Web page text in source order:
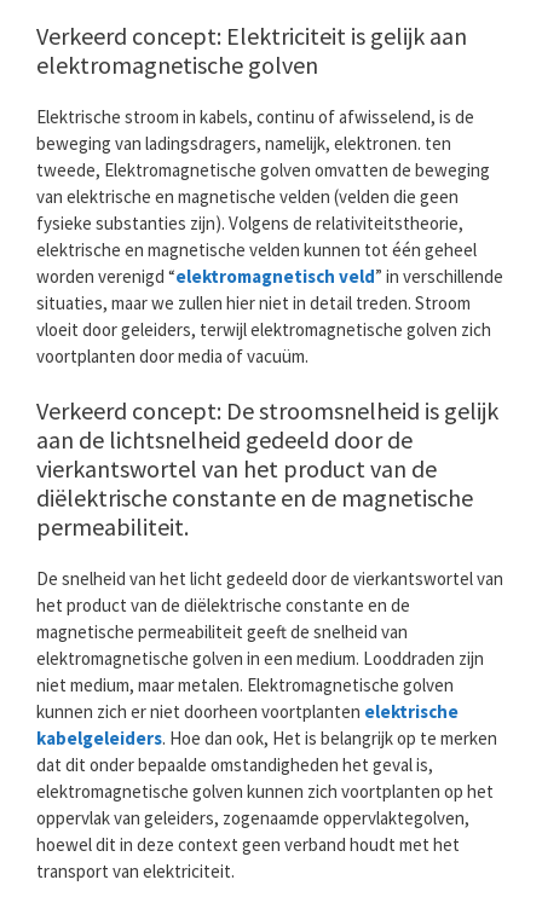
Verkeerd concept: Elektriciteit is gelijk aan
elektromagnetische golven
Elektrische stroom in kabels, continu of afwisselend, is de
beweging van ladingsdragers, namelijk, elektronen. ten
tweede, Elektromagnetische golven omvatten de beweging
van elektrische en magnetische velden (velden die geen
fysieke substanties zijn). Volgens de relativiteitstheorie,
elektrische en magnetische velden kunnen tot één geheel
worden verenigd “elektromagnetisch veld” in verschillende
situaties, maar we zullen hier niet in detail treden. Stroom
vloeit door geleiders, terwijl elektromagnetische golven zich
voortplanten door media of vacuüm.
Verkeerd concept: De stroomsnelheid is gelijk
aan de lichtsnelheid gedeeld door de
vierkantswortel van het product van de
diëlektrische constante en de magnetische
permeabiliteit.
De snelheid van het licht gedeeld door de vierkantswortel van
het product van de diëlektrische constante en de
magnetische permeabiliteit geeft de snelheid van
elektromagnetische golven in een medium. Looddraden zijn
niet medium, maar metalen. Elektromagnetische golven
kunnen zich er niet doorheen voortplanten elektrische
kabelgeleiders. Hoe dan ook, Het is belangrijk op te merken
dat dit onder bepaalde omstandigheden het geval is,
elektromagnetische golven kunnen zich voortplanten op het
oppervlak van geleiders, zogenaamde oppervlaktegolven,
hoewel dit in deze context geen verband houdt met het
transport van elektriciteit.